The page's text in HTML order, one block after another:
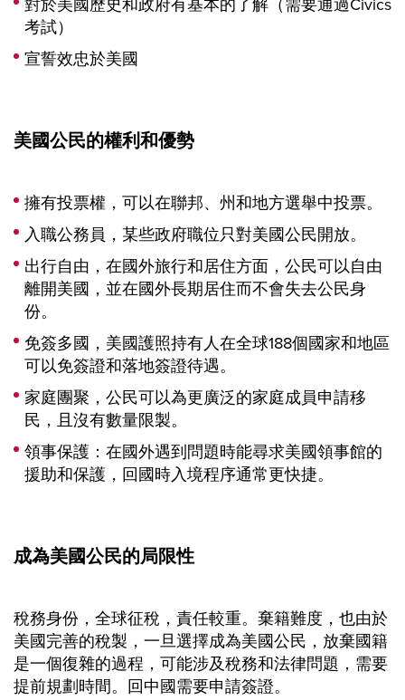
考試）
宣誓效忠於美國
美國公民的權利和優勢
擁有投票權，可以在聯邦、州和地方選舉中投票。
入職公務員，某些政府職位只對美國公民開放。
出行自由，在國外旅行和居住方面，公民可以自由
離開美國，並在國外長期居住而不會失去公民身
份。
免簽多國，美國護照持有人在全球188個國家和地區
可以免簽證和落地簽證待遇。
家庭團聚，公民可以為更廣泛的家庭成員申請移
民，且沒有數量限製。
領事保護：在國外遇到問題時能尋求美國領事館的
援助和保護，回國時入境程序通常更快捷。
成為美國公民的局限性
稅務身份，全球征稅，責任較重。棄籍難度，也由於
美國完善的稅製，一旦選擇成為美國公民，放棄國籍
是一個復雜的過程，可能涉及稅務和法律問題，需要
提前規劃時間。回中國需要申請簽證。